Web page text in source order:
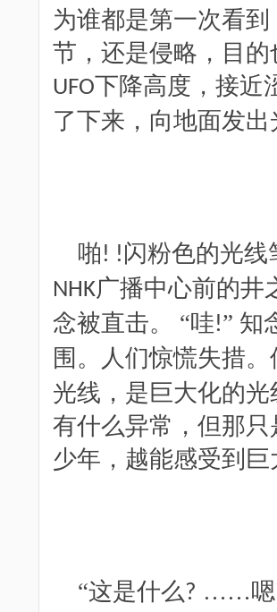
为谁都是第一次看
节，还是侵略，目
UFO下降高度，接近
了下来，向地面发出
啪! !闪粉色的光
NHK广播中心前的井
念被直击。 “哇!” 知
围。人们惊慌失措。
光线 ，是巨大化的
有什么异常，但那
少年，越能感受到
“这是什么? ……嗯